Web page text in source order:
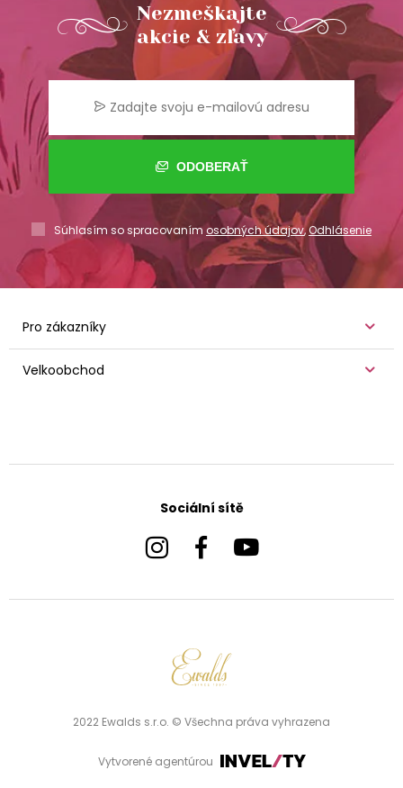
Nezmeškajte
akcie & zľavy
ODOBERAŤ
Súhlasím so spracovaním osobných údajov,Odhlásenie
Pro zákazníky
Velkoobchod
Sociální sítě
2022 Ewalds s.r.o. © Všechna práva vyhrazena
Vytvorené agentúrou